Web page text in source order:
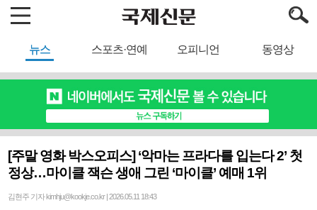
뉴스 스포츠·연예 오피니언 동영상
[주말 영화 박스오피스] ‘악마는 프라다를 입는다 2’ 첫
정상…마이클 잭슨 생애 그린 ‘마이클’ 예매 1위
김현주 기자 kimhju@kookje.co.kr | 2026.05.11 18:43